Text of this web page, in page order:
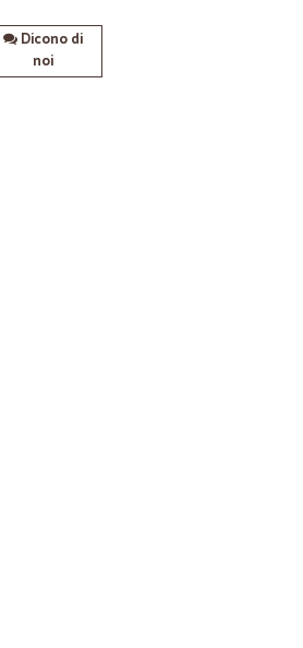
Dicono di
noi